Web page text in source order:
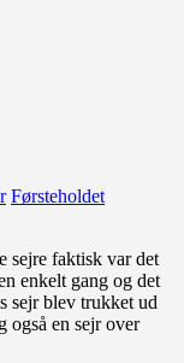
Førsteholdet
sejre faktisk var det
enkelt gang og det
sejr blev trukket ud
også en sejr over